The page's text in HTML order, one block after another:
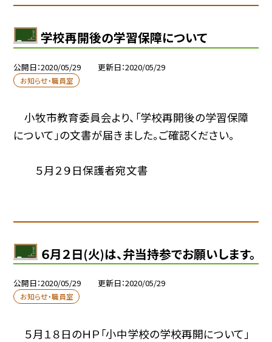
学校再開後の学習保障について
公開日 2020/05/29 更新日 2020/05/29
お知らせ・職員室
小牧市教育委員会より、「学校再開後の学習保障
について」の文書が届きました。ご確認ください。
５月２９日保護者宛文書
６月２日(火)は、弁当持参でお願いします。
公開日 2020/05/29 更新日 2020/05/29
お知らせ・職員室
５月１８日のＨＰ「小中学校の学校再開について」